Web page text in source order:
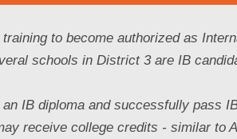
to become authorized as
schools in District 3 are IB
IB diploma and successfully pass
receive college credits - similar to